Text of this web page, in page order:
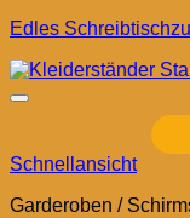
Edles
Schnellansicht
Garderoben /